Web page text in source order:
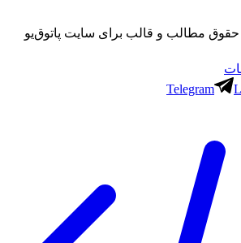
حقوق مطالب و قالب برای سایت پاتوق‌یو
Telegram